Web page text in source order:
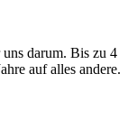
darum. Bis zu 4
auf alles andere.